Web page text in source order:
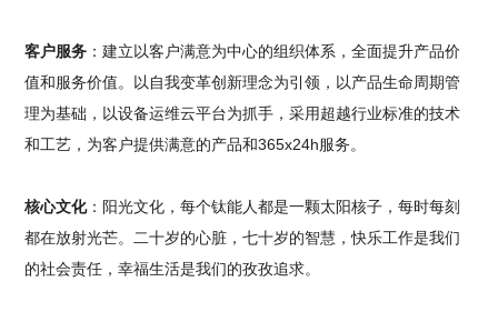
客户服务 ：建立以客户满意为中心的组织体系，全面提升产品价
值和服务价值。以自我变革创新理念为引领，以产品生命周期管
理为基础，以设备运维云平台为抓手，采用超越行业标准的技术
和工艺，为客户提供满意的产品和365x24h服务。
核心文化：阳光文化，每个钛能人都是一颗太阳核子，每时每刻
都在放射光芒。二十岁的心脏，七十岁的智慧，快乐工作是我们
的社会责任，幸福生活是我们的孜孜追求。